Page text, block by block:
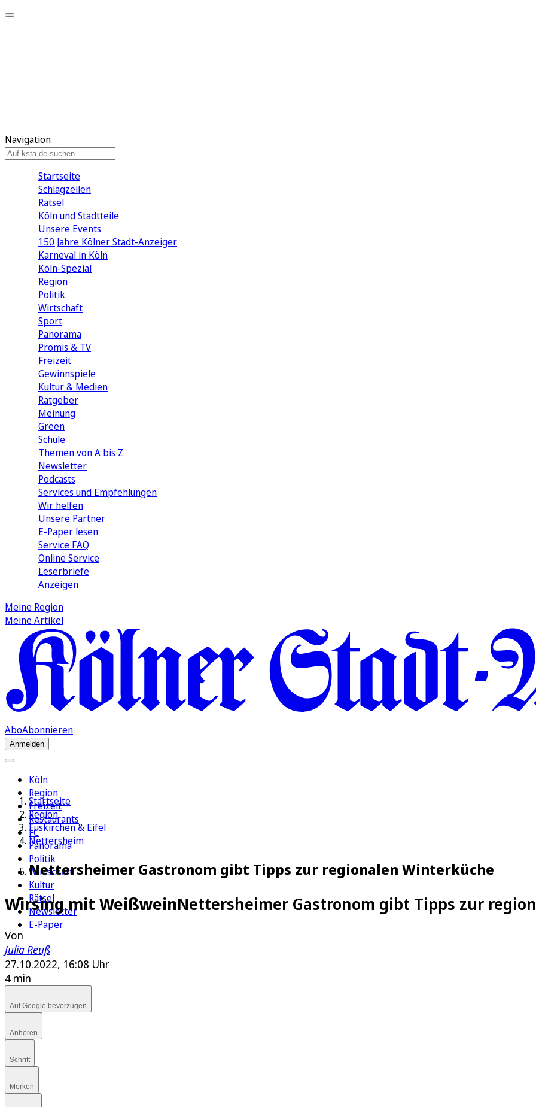
Navigation
Startseite
Schlagzeilen
Rätsel
Köln und Stadtteile
Unsere Events
150 Jahre Kölner Stadt-Anzeiger
Karneval in Köln
Köln-Spezial
Region
Politik
Wirtschaft
Sport
Panorama
Promis & TV
Freizeit
Gewinnspiele
Kultur & Medien
Ratgeber
Meinung
Green
Schule
Themen von A bis Z
Newsletter
Podcasts
Services und Empfehlungen
Wir helfen
Unsere Partner
E-Paper lesen
Service FAQ
Online Service
Leserbriefe
Anzeigen
Meine Region
Meine Artikel
AboAbonnieren
Anmelden
Köln
Region
Freizeit
Restaurants
FC
Panorama
Politik
Wirtschaft
Kultur
Rätsel
Newsletter
E-Paper
Startseite
Region
Euskirchen & Eifel
Nettersheim
Nettersheimer Gastronom gibt Tipps zur regionalen Winterküche
Wirsing mit WeißweinNettersheimer Gastronom gibt Tipps zur
Von
Julia Reuß
27.10.2022, 16:08 Uhr
4 min
Auf Google bevorzugen
Anhören
Schrift
Merken